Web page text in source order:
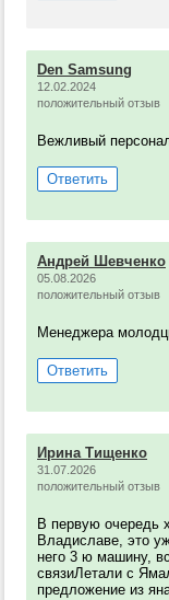
Den Samsung
12.02.2024
положительный отзыв
Вежливый
Ответить
Андрей Шевченко
05.08.2026
положительный отзыв
Менеджера
Ответить
Ирина Тищенко
31.07.2026
положительный отзыв
В первую очередь
Владиславе, это
него 3 ю машину,
связиЛетали с
предложение из